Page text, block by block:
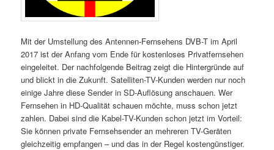
Mit der Umstellung des Antennen-Fernsehens DVB-T im April
2017 ist der Anfang vom Ende für kostenloses Privatfernsehen
eingeleitet. Der nachfolgende Beitrag zeigt die Hintergründe auf
und blickt in die Zukunft. Satelliten-TV-Kunden werden nur noch
einige Jahre diese Sender in SD-Auflösung anschauen. Wer
Fernsehen in HD-Qualität schauen möchte, muss schon jetzt
zahlen. Dabei sind die Kabel-TV-Kunden schon jetzt im Vorteil:
Sie können private Fernsehsender an mehreren TV-Geräten
gleichzeitig empfangen – und das in der Regel kostengünstiger.